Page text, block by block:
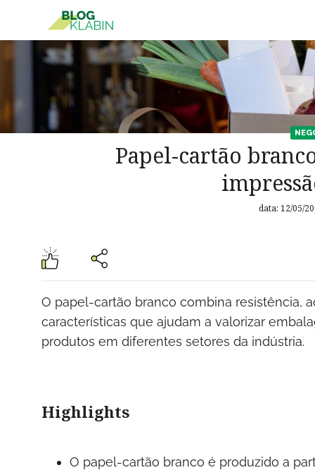
Pular para o Conteúdo principal
Papel-cartão
data: 12/05/
O papel-cartão branco combina resistência,
características que ajudam a valorizar
produtos em diferentes setores da indústria.
Highlights
O papel-cartão branco é produzido a